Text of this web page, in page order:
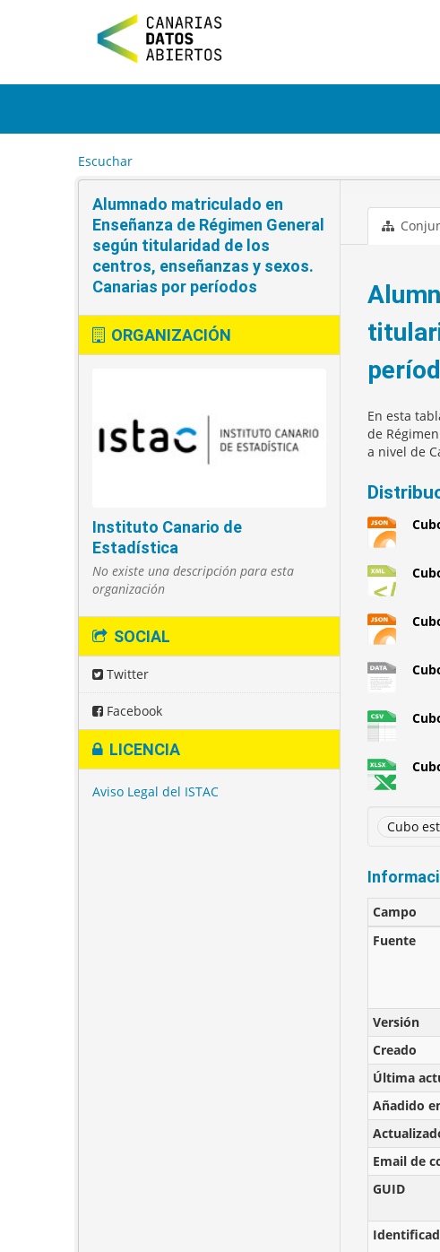
t
Escuchar
Alumnado matriculado en
Enseñanza de Régimen General
según titularidad de los
centros, enseñanzas y sexos.
Canarias por períodos
ORGANIZACIÓN
Instituto Canario de
Estadística
No existe una descripción para esta
organización
SOCIAL
Twitter
Facebook
LICENCIA
Aviso Legal del ISTAC
En esta
de
a nivel de
Cubo
Campo
Fuente
Versión
Creado
Última
Añadido
Email de
GUID